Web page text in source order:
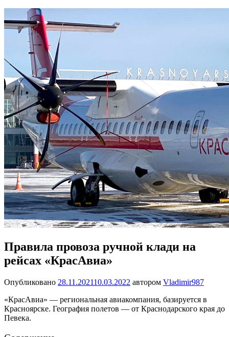
Правила провоза ручной клади на
рейсах «КрасАвиа»
Опубликовано 28.11.202110.03.2022 автором Vladimir987
«КрасАвиа» — региональная авиакомпания, базируется в
Красноярске. География полетов — от Краснодарского края до
Певека.